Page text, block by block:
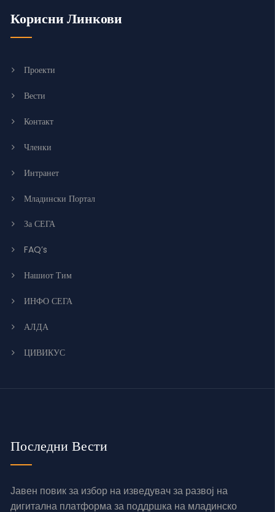
Корисни Линкови
Проекти
Вести
Контакт
Членки
Интранет
Младински Портал
За СЕГА
FAQ’s
Нашиот Тим
ИНФО СЕГА
АЛДА
ЦИВИКУС
Последни Вести
Јавен повик за избор на изведувач за развој на
дигитална платформа за поддршка на младинско